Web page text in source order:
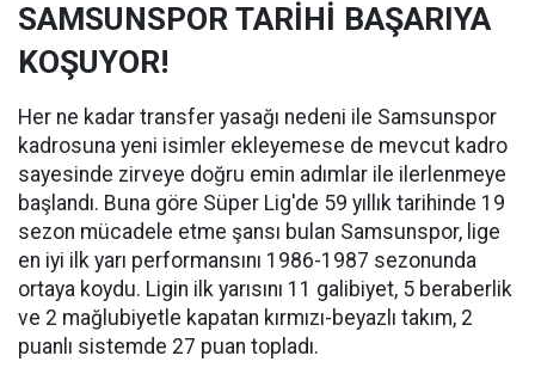
SAMSUNSPOR TARİHİ BAŞARIYA
KOŞUYOR!
Her ne kadar transfer yasağı nedeni ile Samsunspor
kadrosuna yeni isimler ekleyemese de mevcut kadro
sayesinde zirveye doğru emin adımlar ile ilerlenmeye
başlandı. Buna göre Süper Lig'de 59 yıllık tarihinde 19
sezon mücadele etme şansı bulan Samsunspor, lige
en iyi ilk yarı performansını 1986-1987 sezonunda
ortaya koydu. Ligin ilk yarısını 11 galibiyet, 5 beraberlik
ve 2 mağlubiyetle kapatan kırmızı-beyazlı takım, 2
puanlı sistemde 27 puan topladı.